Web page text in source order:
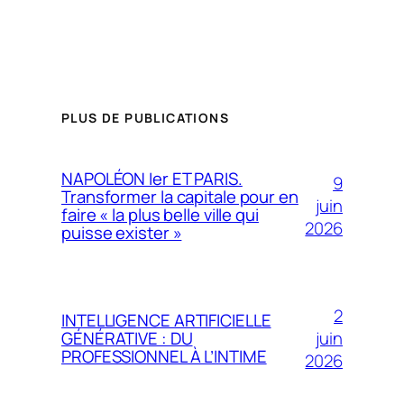
PLUS DE PUBLICATIONS
NAPOLÉON Ier ET PARIS.
Transformer la capitale pour en
faire « la plus belle ville qui
puisse exister »
9
juin
2026
INTELLIGENCE ARTIFICIELLE
GÉNÉRATIVE : DU
PROFESSIONNEL À L’INTIME
2
juin
2026